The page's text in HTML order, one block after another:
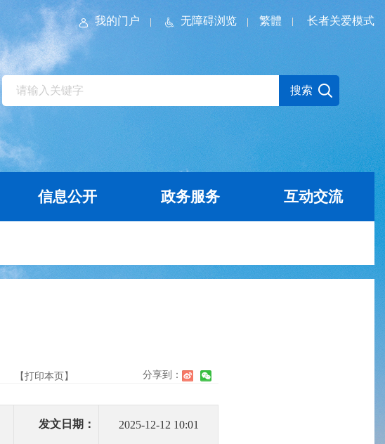
长者关爱模式
我的门户 无障碍浏览 繁體
信息公开 政务服务 互动交流
【打印本页】 分享到：
发文日期： 2025-12-12 10:01